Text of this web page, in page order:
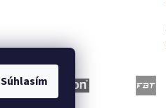
Súhlasím